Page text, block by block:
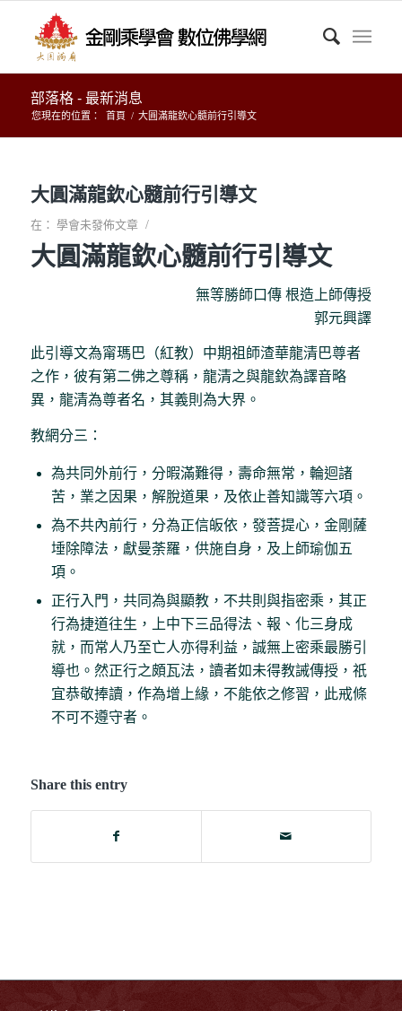
部落格 - 最新消息
您現在的位置： 首頁 / 大圓滿龍欽心髓前行引導文
大圓滿龍欽心髓前行引導文
在： 學會未發佈文章 /
大圓滿龍欽心髓前行引導文
無等勝師口傳 根造上師傳授
郭元興譯
此引導文為甯瑪巴（紅教）中期祖師渣華龍清巴尊者
之作，彼有第二佛之尊稱，龍清之與龍欽為譯音略
異，龍清為尊者名，其義則為大界。
教網分三：
為共同外前行，分暇滿難得，壽命無常，輪迴諸
苦，業之因果，解脫道果，及依止善知識等六項。
為不共內前行，分為正信皈依，發菩提心，金剛薩
埵除障法，獻曼荼羅，供施自身，及上師瑜伽五
項。
正行入門，共同為與顯教，不共則與指密乘，其正
行為捷道往生，上中下三品得法、報、化三身成
就，而常人乃至亡人亦得利益，誠無上密乘最勝引
導也。然正行之頗瓦法，讀者如未得教誡傳授，祇
宜恭敬捧讀，作為增上緣，不能依之修習，此戒條
不可不遵守者。
Share this entry